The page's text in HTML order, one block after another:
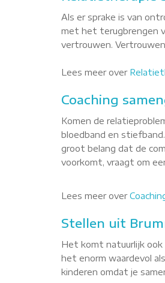
Als er sprake is van
met het terugbrengen
vertrouwen.
Lees meer over
Coaching
Komen de
bloedband en
groot belang dat de
voorkomt, vraagt om
Lees meer over
Stellen uit
Het komt natuurlijk ook
het enorm waardevol
kinderen omdat je